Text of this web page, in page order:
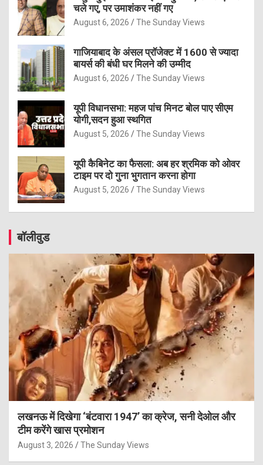
चले गए, पर उमाशंकर नहीं गए
August 6, 2026 The Sunday Views
गाजियाबाद के अंसल प्रॉजेक्ट में 1600 से ज्यादा
बायर्स की बंधी घर मिलने की उम्मीद
August 6, 2026 The Sunday Views
यूपी विधानसभा: महज पांच मिनट बोल पाए सीएम
योगी,सदन हुआ स्थगित
August 5, 2026 The Sunday Views
यूपी कैबिनेट का फैसला: अब हर श्रमिक को ओवर
टाइम पर दो गुना भुगतान करना होगा
August 5, 2026 The Sunday Views
बॉलीवुड
लखनऊ में दिखेगा ‘बंटवारा 1947’ का क्रेज, सनी देओल और
टीम करेंगे खास प्रमोशन
August 3, 2026 The Sunday Views